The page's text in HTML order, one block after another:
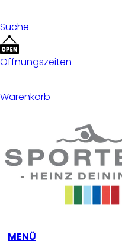
Suche
Öffnungszeiten
Warenkorb
MENÜ